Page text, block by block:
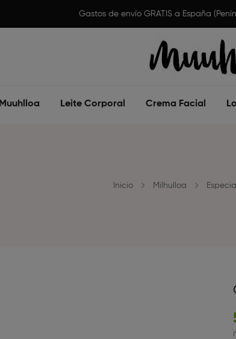
Gastos de envío GRATIS a España
Muuhlloa Leite Corporal Crema Facial
Inicio Milhulloa